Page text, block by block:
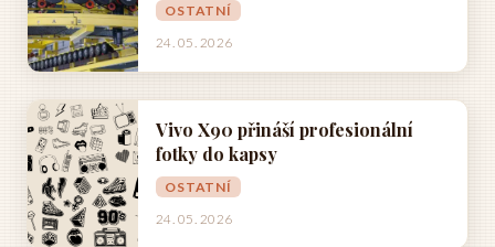
OSTATNÍ
24. 05. 2026
Vivo X90 přináší profesionální
fotky do kapsy
OSTATNÍ
24. 05. 2026